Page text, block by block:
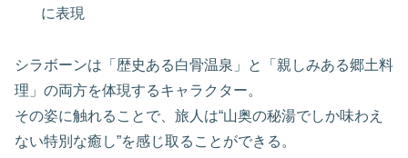
に表現
シラボーンは「歴史ある白骨温泉」と「親しみある郷土料
理」の両方を体現するキャラクター。
その姿に触れることで、旅人は“山奥の秘湯でしか味わえ
ない特別な癒し”を感じ取ることができる。